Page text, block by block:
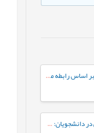
پیش‌بینی شایستگی اجتماعی دانش‌آموزان بر اساس رابطه معلم-دانش‌آموز و احساس تعلق به مدرسه: نقش واسطه‌ای تنظیم رفتاری هیجان
سبک‌های دلبستگی و پریشانی روان‌شناختی در دانشجویان: نقش واسطه‌ای تنظیم هیجان بین فردی